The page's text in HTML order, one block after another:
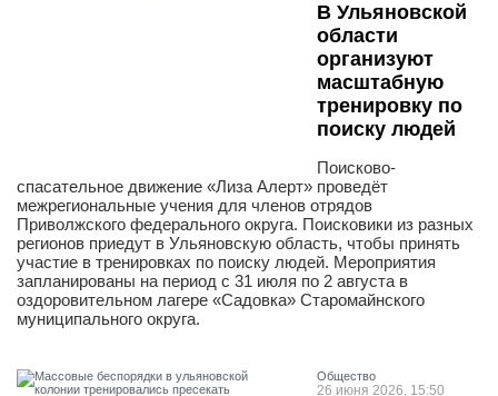
В Ульяновской
области
организуют
масштабную
тренировку по
поиску людей
Поисково-
спасательное движение «Лиза Алерт» проведёт
межрегиональные учения для членов отрядов
Приволжского федерального округа. Поисковики из разных
регионов приедут в Ульяновскую область, чтобы принять
участие в тренировках по поиску людей. Мероприятия
запланированы на период с 31 июля по 2 августа в
оздоровительном лагере «Садовка» Старомайнского
муниципального округа.
Общество
26 июня 2026, 15:50